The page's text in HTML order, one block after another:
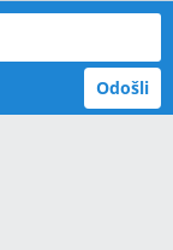
Odošli